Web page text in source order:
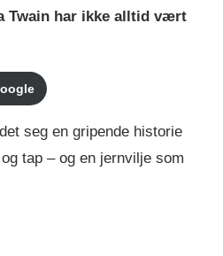
Twain har ikke alltid vært
seg en gripende historie
tap – og en jernvilje som